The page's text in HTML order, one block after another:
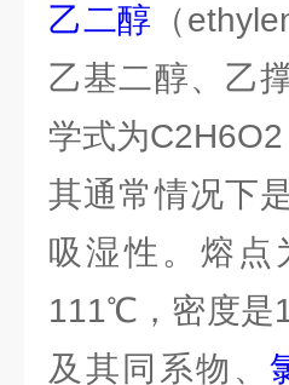
乙二醇 （
乙基二醇、乙
学式为
其通常情况下
吸湿性。熔
111℃，密度是
及其同系物、